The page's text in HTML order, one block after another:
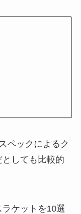
ペックによるク
しても比較的
ケットを10選